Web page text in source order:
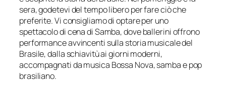
sera, godetevi del tempo libero per fare ciò che
preferite. Vi consigliamo di optare per uno
spettacolo di cena di Samba, dove ballerini offrono
performance avvincenti sulla storia musicale del
Brasile, dalla schiavitù ai giorni moderni,
accompagnati da musica Bossa Nova, samba e pop
brasiliano.